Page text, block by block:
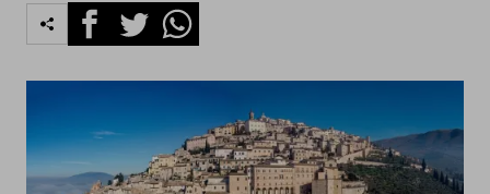
FacebookTwitterWhatsapp